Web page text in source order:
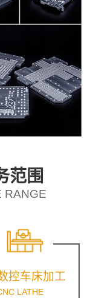
范围
RANGE
控车床加工
LATHE